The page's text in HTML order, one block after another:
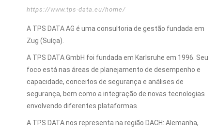
https://www.tps-data.eu/home/
A TPS DATA AG é uma consultoria de gestão fundada em
Zug (Suíça).
A TPS DATA GmbH foi fundada em Karlsruhe em 1996. Seu
foco está nas áreas de planejamento de desempenho e
capacidade, conceitos de segurança e análises de
segurança, bem como a integração de novas tecnologias
envolvendo diferentes plataformas.
A TPS DATA nos representa na região DACH: Alemanha,